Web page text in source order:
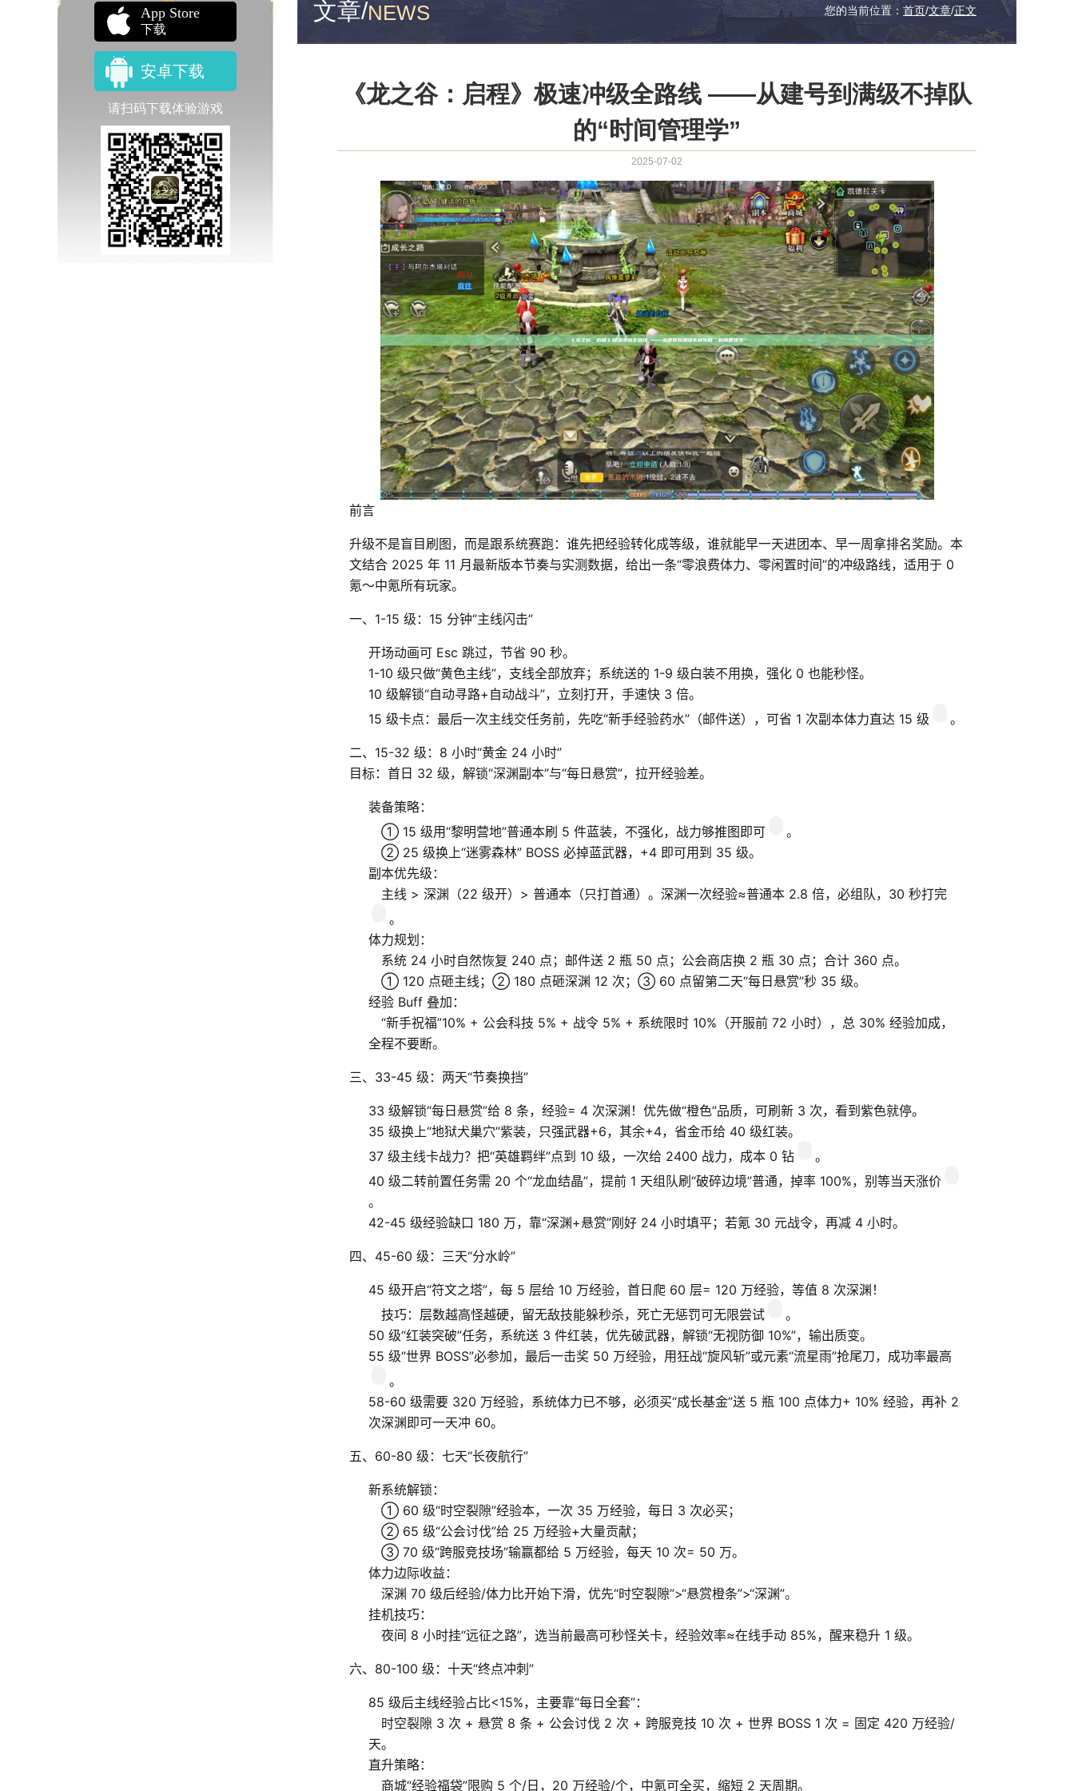
App Store
下载
安卓下载
请扫码下载体验游戏
文章/NEWS 您的当前位置： 首页/文章/正文
《龙之谷：启程》极速冲级全路线 ——从建号到满级不掉队
的“时间管理学”
2025-07-02
前言
升级不是盲目刷图，而是跟系统赛跑：谁先把经验转化成等级，谁就能早一天进团本、早一周拿排名奖励。本
文结合 2025 年 11 月最新版本节奏与实测数据，给出一条“零浪费体力、零闲置时间”的冲级路线，适用于 0
氪～中氪所有玩家。
一、1-15 级：15 分钟“主线闪击”
开场动画可 Esc 跳过，节省 90 秒。
1-10 级只做“黄色主线”，支线全部放弃；系统送的 1-9 级白装不用换，强化 0 也能秒怪。
10 级解锁“自动寻路+自动战斗”，立刻打开，手速快 3 倍。
15 级卡点：最后一次主线交任务前，先吃“新手经验药水”（邮件送），可省 1 次副本体力直达 15 级
。
二、15-32 级：8 小时“黄金 24 小时”
目标：首日 32 级，解锁“深渊副本”与“每日悬赏”，拉开经验差。
装备策略：
① 15 级用“黎明营地”普通本刷 5 件蓝装，不强化，战力够推图即可
。
② 25 级换上“迷雾森林” BOSS 必掉蓝武器，+4 即可用到 35 级。
副本优先级：
主线 > 深渊（22 级开）> 普通本（只打首通）。深渊一次经验≈普通本 2.8 倍，必组队，30 秒打完
。
体力规划：
系统 24 小时自然恢复 240 点；邮件送 2 瓶 50 点；公会商店换 2 瓶 30 点；合计 360 点。
① 120 点砸主线；② 180 点砸深渊 12 次；③ 60 点留第二天“每日悬赏”秒 35 级。
经验 Buff 叠加：
“新手祝福”10% + 公会科技 5% + 战令 5% + 系统限时 10%（开服前 72 小时），总 30% 经验加成，
全程不要断。
三、33-45 级：两天“节奏换挡”
33 级解锁“每日悬赏”给 8 条，经验= 4 次深渊！优先做“橙色”品质，可刷新 3 次，看到紫色就停。
35 级换上“地狱犬巢穴”紫装，只强武器+6，其余+4，省金币给 40 级红装。
37 级主线卡战力？把“英雄羁绊”点到 10 级，一次给 2400 战力，成本 0 钻
。
40 级二转前置任务需 20 个“龙血结晶”，提前 1 天组队刷“破碎边境”普通，掉率 100%，别等当天涨价
。
42-45 级经验缺口 180 万，靠“深渊+悬赏”刚好 24 小时填平；若氪 30 元战令，再减 4 小时。
四、45-60 级：三天“分水岭”
45 级开启“符文之塔”，每 5 层给 10 万经验，首日爬 60 层= 120 万经验，等值 8 次深渊！
技巧：层数越高怪越硬，留无敌技能躲秒杀，死亡无惩罚可无限尝试
。
50 级“红装突破”任务，系统送 3 件红装，优先破武器，解锁“无视防御 10%”，输出质变。
55 级“世界 BOSS”必参加，最后一击奖 50 万经验，用狂战“旋风斩”或元素“流星雨”抢尾刀，成功率最高
。
58-60 级需要 320 万经验，系统体力已不够，必须买“成长基金”送 5 瓶 100 点体力+ 10% 经验，再补 2
次深渊即可一天冲 60。
五、60-80 级：七天“长夜航行”
新系统解锁：
① 60 级“时空裂隙”经验本，一次 35 万经验，每日 3 次必买；
② 65 级“公会讨伐”给 25 万经验+大量贡献；
③ 70 级“跨服竞技场”输赢都给 5 万经验，每天 10 次= 50 万。
体力边际收益：
深渊 70 级后经验/体力比开始下滑，优先“时空裂隙”>“悬赏橙条”>“深渊”。
挂机技巧：
夜间 8 小时挂“远征之路”，选当前最高可秒怪关卡，经验效率≈在线手动 85%，醒来稳升 1 级。
六、80-100 级：十天“终点冲刺”
85 级后主线经验占比<15%，主要靠“每日全套”：
时空裂隙 3 次 + 悬赏 8 条 + 公会讨伐 2 次 + 跨服竞技 10 次 + 世界 BOSS 1 次 = 固定 420 万经验/
天。
直升策略：
商城“经验福袋”限购 5 个/日，20 万经验/个，中氪可全买，缩短 2 天周期。